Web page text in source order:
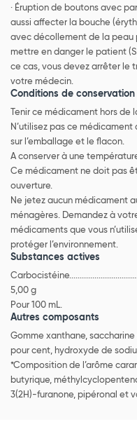
· Éruption de boutons avec
aussi affecter la bouche
avec décollement de la peau
mettre en danger le patient
ce cas, vous devez arrêter le
votre médecin.
Conditions de conservation
Tenir ce médicament hors
N’utilisez pas ce
sur l’emballage et le flacon.
A conserver à une
Ce médicament ne doit pas
ouverture.
Ne jetez aucun médicament
ménagères. Demandez à
médicaments que vous
protéger l’environnement.
Substances actives
5,00 g
Pour 100 mL.
Autres composants
Gomme xanthane,
pour cent, hydroxyde de
*Composition de l’arôme
butyrique,
3(2H)-furanone, pipéronal et